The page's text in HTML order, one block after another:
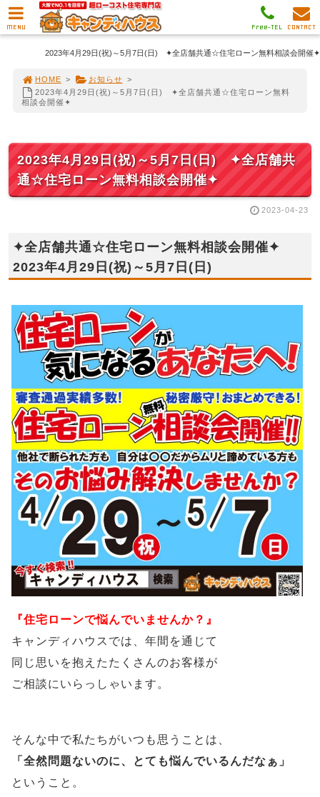
2023年4月29日(祝)～5月7日(日) ✦全店舗共通☆住宅ローン無料相談会開催✦
HOME > お知らせ >
2023年4月29日(祝)～5月7日(日) ✦全店舗共通☆住宅ローン無料
相談会開催✦
2023年4月29日(祝)～5月7日(日) ✦全店舗共
通☆住宅ローン無料相談会開催✦
2023-04-23
✦全店舗共通☆住宅ローン無料相談会開催✦
2023年4月29日(祝)～5月7日(日)
『住宅ローンで悩んでいませんか？』
キャンディハウスでは、年間を通じて
同じ思いを抱えたたくさんのお客様が
ご相談にいらっしゃいます。
そんな中で私たちがいつも思うことは、
「全然問題ないのに、とても悩んでいるんだなぁ」
ということ。
MENU CONTACT
Free-TEL